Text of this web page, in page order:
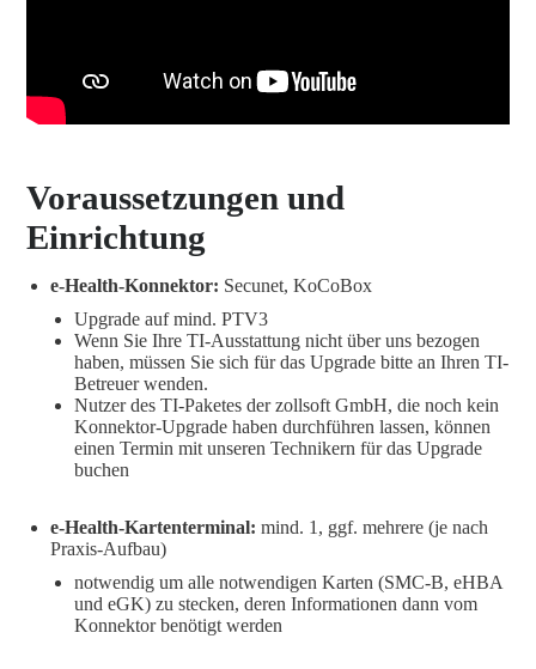
Voraussetzungen und
Einrichtung
e-Health-Konnektor: Secunet, KoCoBox
Upgrade auf mind. PTV3
Wenn Sie Ihre TI-Ausstattung nicht über uns bezogen
haben, müssen Sie sich für das Upgrade bitte an Ihren TI-
Betreuer wenden.
Nutzer des TI-Paketes der zollsoft GmbH, die noch kein
Konnektor-Upgrade haben durchführen lassen, können
einen Termin mit unseren Technikern für das Upgrade
buchen
e-Health-Kartenterminal: mind. 1, ggf. mehrere (je nach
Praxis-Aufbau)
notwendig um alle notwendigen Karten (SMC-B, eHBA
und eGK) zu stecken, deren Informationen dann vom
Konnektor benötigt werden